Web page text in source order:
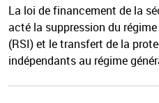
La loi de financement de la
acté la suppression du
(RSI) et le transfert de la
indépendants au régime